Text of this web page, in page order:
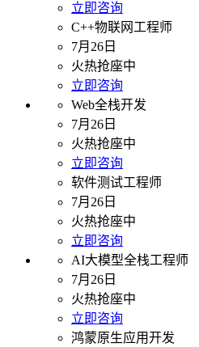
立即咨询
C++物联网工程师
7月26日
火热抢座中
立即咨询
Web全栈开发
7月26日
火热抢座中
立即咨询
软件测试工程师
7月26日
火热抢座中
立即咨询
AI大模型全栈工程师
7月26日
火热抢座中
立即咨询
鸿蒙原生应用开发